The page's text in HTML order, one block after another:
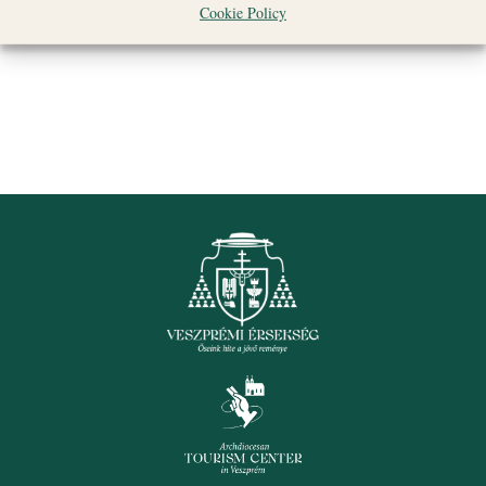
Cookie Policy